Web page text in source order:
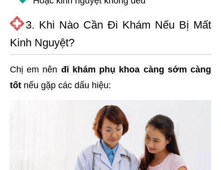
3. Khi Nào Cần Đi Khám Nếu Bị Mất
Kinh Nguyệt?
Chị em nên đi khám phụ khoa càng sớm càng
tốtnếu gặp các dấu hiệu: